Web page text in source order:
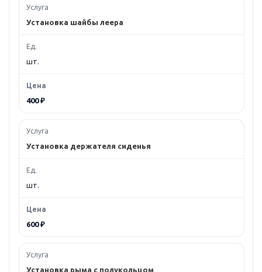
Установка шайбы леера
шт.
400 ₽
Установка держателя сиденья
шт.
600 ₽
Установка рыма с полукольцом